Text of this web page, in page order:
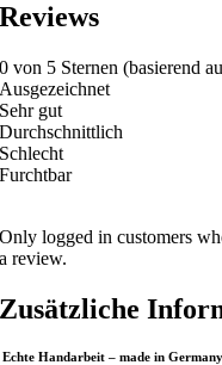
Reviews
0 von 5 Sternen (basierend
Ausgezeichnet
Sehr gut
Durchschnittlich
Schlecht
Furchtbar
Only logged in customers
a review.
Zusätzliche
Echte Handarbeit – made in Germany